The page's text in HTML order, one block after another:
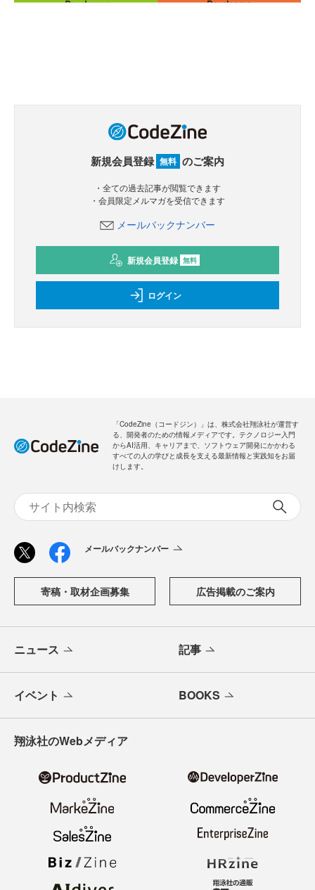
新規会員登録 無料 のご案内
・全ての過去記事が閲覧できます
・会員限定メルマガを受信できます
メールバックナンバー
新規会員登録 無料
ログイン
「CodeZine（コードジン）」は、株式会社翔泳社が運営す
る、開発者のための情報メディアです。テクノロジー入門
からAI活用、キャリアまで、ソフトウェア開発にかかわる
すべての人の学びと成長を支える最新情報と実践知をお届
けします。
メールバックナンバー
寄稿・取材企画募集 広告掲載のご案内
ニュース 記事
イベント BOOKS
翔泳社のWebメディア